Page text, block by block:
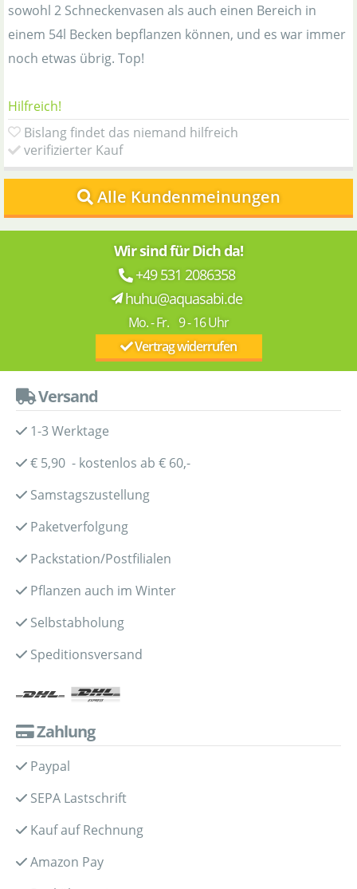
sowohl 2 Schneckenvasen als auch einen Bereich in
einem 54l Becken bepflanzen können, und es war immer
noch etwas übrig. Top!
Hilfreich!
Bislang findet das niemand hilfreich
verifizierter Kauf
Alle Kundenmeinungen
Wir sind für Dich da!
+49 531 2086358
huhu@aquasabi.de
Mo. - Fr. 9 - 16 Uhr
Vertrag widerrufen
Versand
1-3 Werktage
€ 5,90 - kostenlos ab € 60,-
Samstagszustellung
Paketverfolgung
Packstation/Postfilialen
Pflanzen auch im Winter
Selbstabholung
Speditionsversand
Zahlung
Paypal
SEPA Lastschrift
Kauf auf Rechnung
Amazon Pay